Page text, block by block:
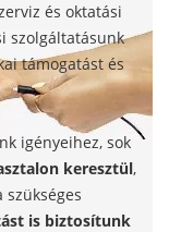
és oktatási
szolgáltatásunk
támogatást és
igényeihez, sok
keresztül,
is biztosítunk